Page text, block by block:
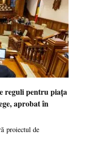
reguli pentru piața
aprobat în
proiectul de